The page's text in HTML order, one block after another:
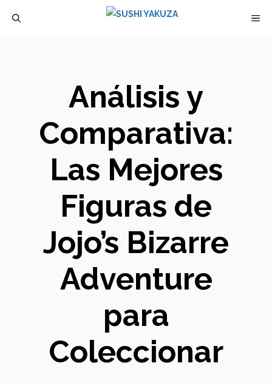
Análisis y
Comparativa:
Las Mejores
Figuras de
Jojo’s Bizarre
Adventure
para
Coleccionar